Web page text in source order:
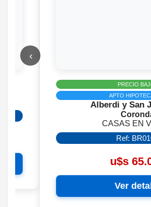
‹
PRECIO BAJO
APTO HIPOTECARIO
Alberdi y San Jerónimo
CASAS EN VENTA
Ref: BR0102
u$s 65.000
Ver detalle